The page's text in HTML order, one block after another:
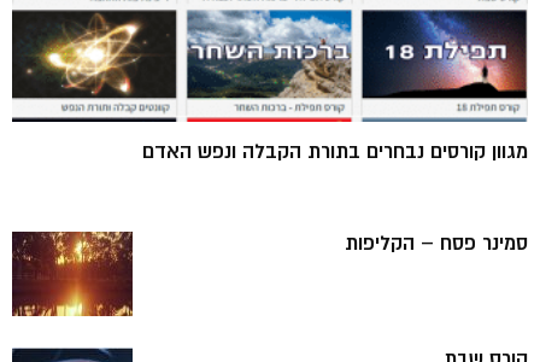
מגוון קורסים נבחרים בתורת הקבלה ונפש האדם
סמינר פסח – הקליפות